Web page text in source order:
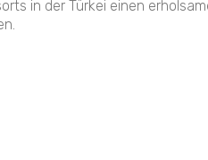
in der Türkei einen